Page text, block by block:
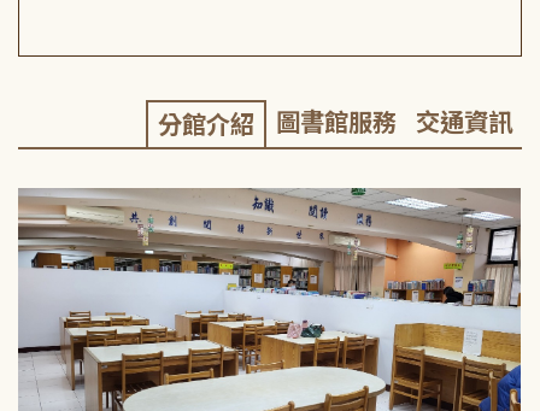
分館介紹 圖書館服務 交通資訊